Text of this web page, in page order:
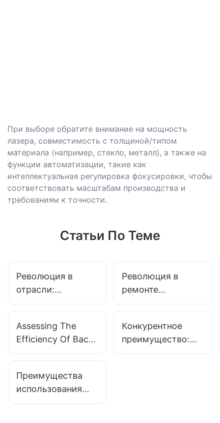
При выборе обратите внимание на мощность
лазера, совместимость с толщиной/типом
материала (например, стекло, металл), а также на
функции автоматизации, такие как
интеллектуальная регулировка фокусировки, чтобы
соответствовать масштабам производства и
требованиям к точности.
Статьи По Теме
Революция в
отрасли:
передовая
лазером
Революция в
ремонте
мобильных
идеальная
машина для
замены стекла
Assessing The
Efficiency Of Back
Glass Removal
High-Volume
Operations
Конкурентное
преимущество:
изучение
Преимущества
использования
лазерного станка